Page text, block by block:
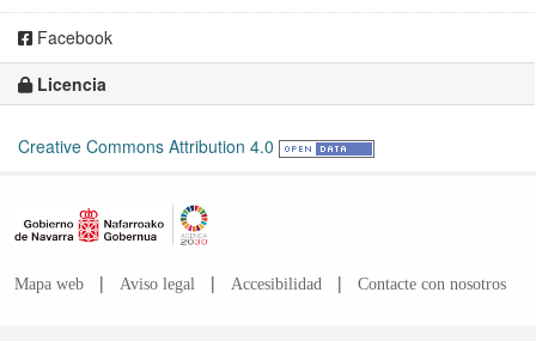
Facebook
Licencia
Creative Commons Attribution 4.0
Mapa web | Aviso legal | Accesibilidad | Contacte con nosotros